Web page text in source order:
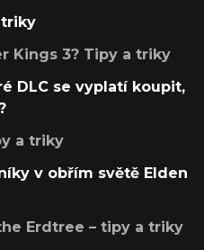
triky
Kings 3? Tipy a triky
DLC se vyplatí koupit,
a triky
v obřím světě Elden
Erdtree – tipy a triky